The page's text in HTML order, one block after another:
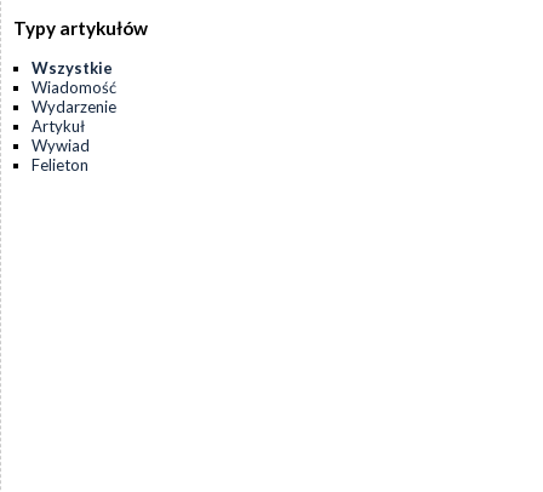
Typy artykułów
Wszystkie
Wiadomość
Wydarzenie
Artykuł
Wywiad
Felieton